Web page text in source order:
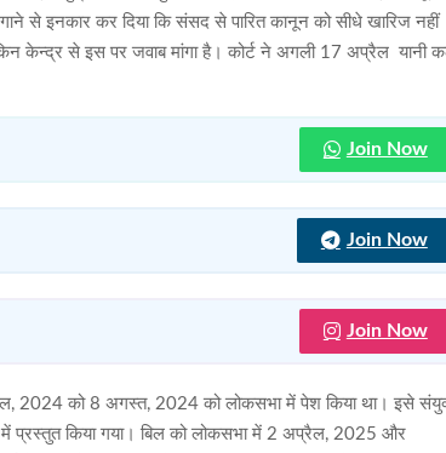
से इनकार कर दिया कि संसद से पारित कानून को सीधे खारिज नहीं
केन्द्र से इस पर जवाब मांगा है। कोर्ट ने अगली 17 अप्रैल यानी
Join Now
Join Now
Join Now
2024 को 8 अगस्त, 2024 को लोकसभा में पेश किया था। इसे
प्रस्तुत किया गया। बिल को लोकसभा में 2 अप्रैल, 2025 और